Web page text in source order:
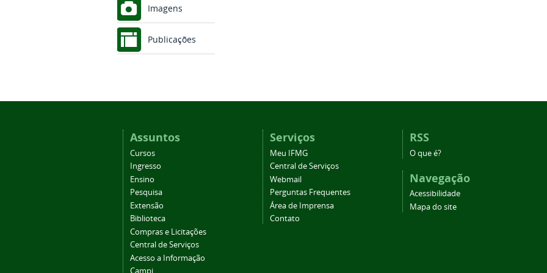
Imagens
Publicações
Assuntos
Cursos
Ingresso
Ensino
Pesquisa
Extensão
Biblioteca
Compras e Licitações
Central de Serviços
Acesso a Informação
Serviços
Meu IFMG
Central de Serviços
Webmail
Perguntas Frequentes
Área de Imprensa
Contato
RSS
O que é?
Navegação
Acessibilidade
Mapa do site